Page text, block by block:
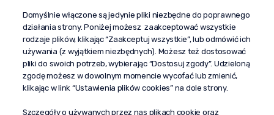
Pomoc
Dostawa
Moje konto
O firmie
Domyślnie włączone są jedynie pliki niezbędne do poprawnego
działania strony. Poniżej możesz zaakceptować wszystkie
rodzaje plików, klikając “Zaakceptuj wszystkie”, lub odmówić ich
używania (z wyjątkiem niezbędnych). Możesz też dostosować
pliki do swoich potrzeb, wybierając “Dostosuj zgody”. Udzieloną
zgodę możesz w dowolnym momencie wycofać lub zmienić,
klikając w link “Ustawienia plików cookies” na dole strony.
Szczegóły o używanych przez nas plikach cookie oraz